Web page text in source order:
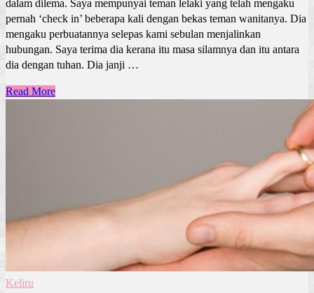
dalam dilema. Saya mempunyai teman lelaki yang telah mengaku
pernah ‘check in’ beberapa kali dengan bekas teman wanitanya. Dia
mengaku perbuatannya selepas kami sebulan menjalinkan
hubungan. Saya terima dia kerana itu masa silamnya dan itu antara
dia dengan tuhan. Dia janji …
Read More
Keliru